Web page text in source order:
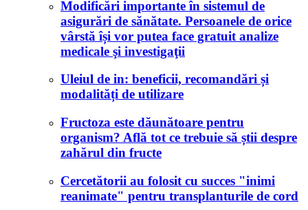
Modificări importante în sistemul de
asigurări de sănătate. Persoanele de orice
vârstă își vor putea face gratuit analize
medicale şi investigaţii
Uleiul de in: beneficii, recomandări și
modalități de utilizare
Fructoza este dăunătoare pentru
organism? Află tot ce trebuie să știi despre
zahărul din fructe
Cercetătorii au folosit cu succes "inimi
reanimate" pentru transplanturile de cord